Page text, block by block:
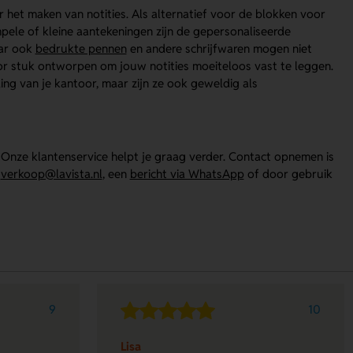
het maken van notities. Als alternatief voor de blokken voor
of kleine aantekeningen zijn de gepersonaliseerde
ook bedrukte pennen en andere schrijfwaren mogen niet
stuk ontworpen om jouw notities moeiteloos vast te leggen.
van je kantoor, maar zijn ze ook geweldig als
klantenservice helpt je graag verder. Contact opnemen is
verkoop@lavista.nl, een bericht via WhatsApp of door gebruik
9 10
Lisa